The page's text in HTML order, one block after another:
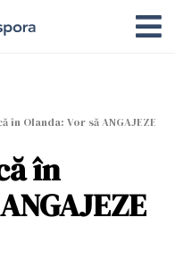
în Olanda: Vor să ANGAJEZE
în